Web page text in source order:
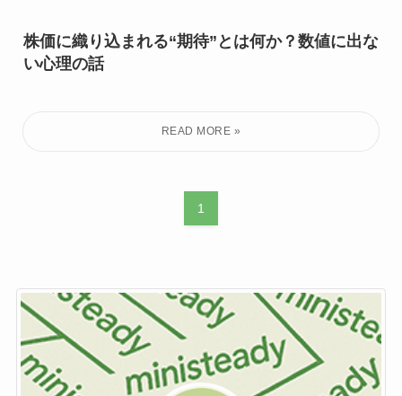
株価に織り込まれる“期待”とは何か？数値に出な
い心理の話
1